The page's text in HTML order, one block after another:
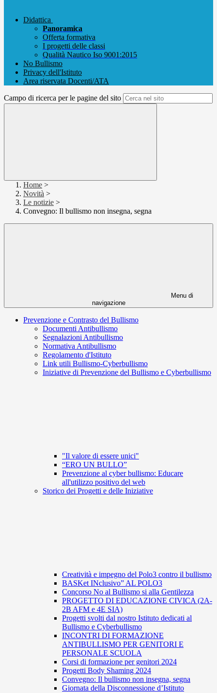
Didattica
Panoramica
Offerta formativa
I progetti delle classi
Qualità Nautico Iso 9001:2015
No Bullismo
Privacy dell'Istituto
Area riservata Docenti/ATA
Campo di ricerca per le pagine del sito
Home >
Novità >
Le notizie >
Convegno: Il bullismo non insegna, segna
Menu di
navigazione
Prevenzione e Contrasto del Bullismo
Documenti Antibullismo
Segnalazioni Antibullismo
Normativa Antibullismo
Regolamento d'Istituto
Link utili Bullismo-Cyberbullismo
Iniziative di Prevenzione del Bullismo e Cyberbullismo
"Il valore di essere unici"
“ERO UN BULLO”
Prevenzione al cyber bullismo: Educare
all'utilizzo positivo del web
Storico dei Progetti e delle Iniziative
Creatività e impegno del Polo3 contro il bullismo
BASKet INclusivo” AL POLO3
Concorso No al Bullismo si alla Gentilezza
PROGETTO DI EDUCAZIONE CIVICA (2A-
2B AFM e 4E SIA)
Progetti svolti dal nostro Istituto dedicati al
Bullismo e Cyberbullismo
INCONTRI DI FORMAZIONE
ANTIBULLISMO PER GENITORI E
PERSONALE SCUOLA
Corsi di formazione per genitori 2024
Progetti Body Shaming 2024
Convegno: Il bullismo non insegna, segna
Giornata della Disconnessione d’Istituto